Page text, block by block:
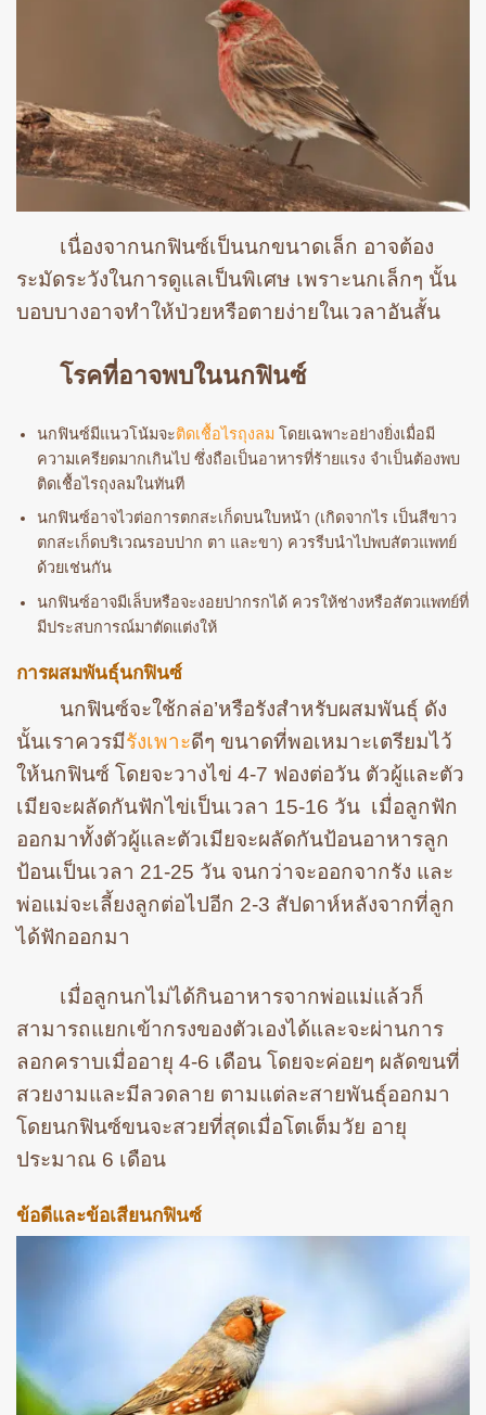
เนื่องจากนกฟินซ์เป็นนกขนาดเล็ก อาจต้อง
ระมัดระวังในการดูแลเป็นพิเศษ เพราะนกเล็กๆ นั้น
บอบบางอาจทำให้ป่วยหรือตายง่ายในเวลาอันสั้น
โรคที่อาจพบในนกฟินซ์
นกฟินซ์มีแนวโน้มจะติดเชื้อไรถุงลม โดยเฉพาะอย่างยิ่งเมื่อมี
ความเครียดมากเกินไป ซึ่งถือเป็นอาหารที่ร้ายแรง จำเป็นต้องพบ
ติดเชื้อไรถุงลมในทันที
นกฟินซ์อาจไวต่อการตกสะเก็ดบนใบหน้า (เกิดจากไร เป็นสีขาว
ตกสะเก็ดบริเวณรอบปาก ตา และขา) ควรรีบนำไปพบสัตวแพทย์
ด้วยเช่นกัน
นกฟินซ์อาจมีเล็บหรือจะงอยปากรกได้ ควรให้ช่างหรือสัตวแพทย์ที่
มีประสบการณ์มาตัดแต่งให้
การผสมพันธุ์นกฟินซ์
นกฟินซ์จะใช้กล่อ’หรือรังสำหรับผสมพันธุ์ ดัง
นั้นเราควรมีรังเพาะดีๆ ขนาดที่พอเหมาะเตรียมไว้
ให้นกฟินซ์ โดยจะวางไข่ 4-7 ฟองต่อวัน ตัวผู้และตัว
เมียจะผลัดกันฟักไข่เป็นเวลา 15-16 วัน เมื่อลูกฟัก
ออกมาทั้งตัวผู้และตัวเมียจะผลัดกันป้อนอาหารลูก
ป้อนเป็นเวลา 21-25 วัน จนกว่าจะออกจากรัง และ
พ่อแม่จะเลี้ยงลูกต่อไปอีก 2-3 สัปดาห์หลังจากที่ลูก
ได้ฟักออกมา
เมื่อลูกนกไม่ได้กินอาหารจากพ่อแม่แล้วก็
สามารถแยกเข้ากรงของตัวเองได้และจะผ่านการ
ลอกคราบเมื่ออายุ 4-6 เดือน โดยจะค่อยๆ ผลัดขนที่
สวยงามและมีลวดลาย ตามแต่ละสายพันธุ์ออกมา
โดยนกฟินซ์ขนจะสวยที่สุดเมื่อโตเต็มวัย อายุ
ประมาณ 6 เดือน
ข้อดีและข้อเสียนกฟินซ์